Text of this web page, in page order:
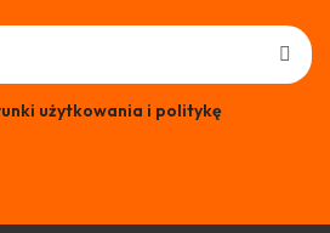
użytkowania i politykę